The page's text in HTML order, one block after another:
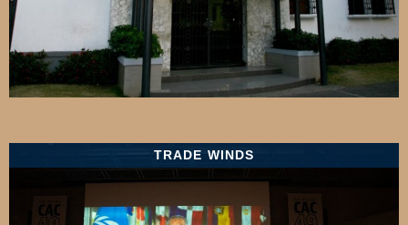
TRADE WINDS